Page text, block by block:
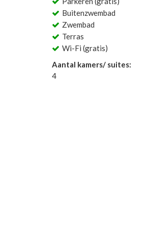
Buitenzwembad
Zwembad
Terras
Wi-Fi (gratis)
Aantal kamers/ suites:
4